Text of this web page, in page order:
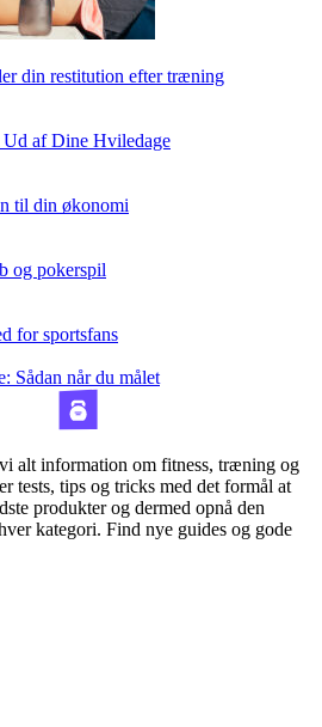
din restitution efter træning
af Dine Hviledage
til din økonomi
og pokerspil
for sportsfans
Sådan når du målet
alt information om fitness, træning og
tests, tips og tricks med det formål at
produkter og dermed opnå den
kategori. Find nye guides og gode